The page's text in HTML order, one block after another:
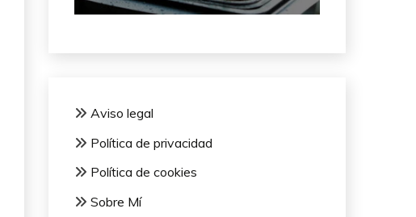
Aviso legal
Política de privacidad
Política de cookies
Sobre Mí